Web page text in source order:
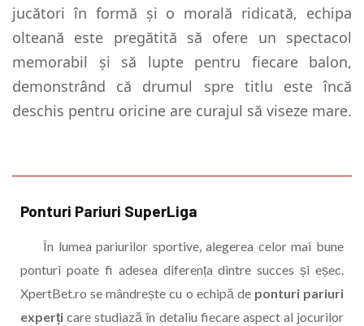
jucători în formă și o morală ridicată, echipa
olteană este pregătită să ofere un spectacol
memorabil și să lupte pentru fiecare balon,
demonstrând că drumul spre titlu este încă
deschis pentru oricine are curajul să viseze mare.
Ponturi Pariuri SuperLiga
În lumea pariurilor sportive, alegerea celor mai bune
ponturi poate fi adesea diferența dintre succes și eșec.
XpertBet.ro se mândrește cu o echipă de ponturi pariuri
experți care studiază în detaliu fiecare aspect al jocurilor